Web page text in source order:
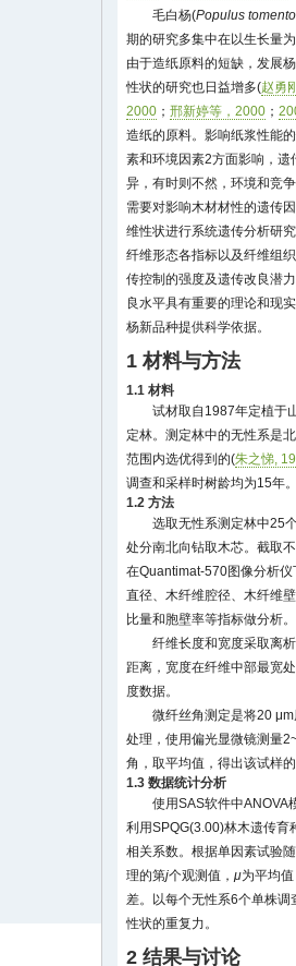
毛白杨(Populus
期的研究多集中在以生长量
由于造纸原料的短缺，发展
性状的研究也日益增多(赵勇
2000 ； 邢新婷等，2000 ；
造纸的原料。影响纸浆性能
素和环境因素2方面影响，
异，有时则不然，环境和竞
需要对影响木材材性的遗传
维性状进行系统遗传分析研
纤维形态各指标以及纤维组
传控制的强度及遗传改良潜
良水平具有重要的理论和现
杨新品种提供科学依据。
1 材料与方法
1.1 材料
试材取自1987年定植于
定林。测定林中的无性系是
范围内选优得到的(朱之悌,
调查和采样时树龄均为15年
1.2 方法
选取无性系测定林中25
处分南北向钻取木芯。截取
在Quantimat-570图像分析
直径、木纤维腔径、木纤维
比量和胞壁率等指标做分析。
纤维长度和宽度采取离
距离，宽度在纤维中部最宽
度数据。
微纤丝角测定是将20
处理，使用偏光显微镜测量
角，取平均值，得出该试样
1.3 数据统计分析
使用SAS软件中ANOVA
利用SPQG(3.00)林木遗传育
相关系数。根据单因素试验
理的第j个观测值， μ为平均
差。以每个无性系6个单株
性状的重复力。
2 结果与讨论